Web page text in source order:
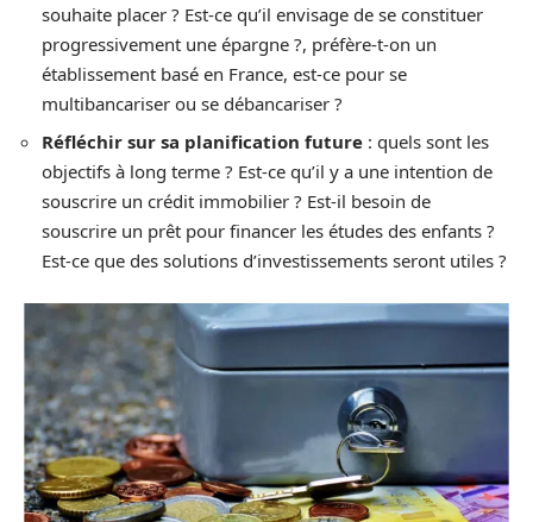
souhaite placer ? Est-ce qu’il envisage de se constituer
progressivement une épargne ?, préfère-t-on un
établissement basé en France, est-ce pour se
multibancariser ou se débancariser ?
Réfléchir sur sa planification future : quels sont les
objectifs à long terme ? Est-ce qu’il y a une intention de
souscrire un crédit immobilier ? Est-il besoin de
souscrire un prêt pour financer les études des enfants ?
Est-ce que des solutions d’investissements seront utiles ?